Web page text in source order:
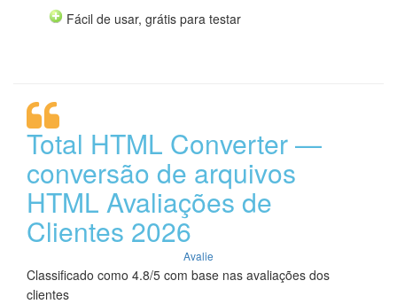
Fácil de usar, grátis para testar
Total HTML Converter —
conversão de arquivos
HTML Avaliações de
Clientes 2026
Avalie
Classificado como 4.8/5 com base nas avaliações dos
clientes